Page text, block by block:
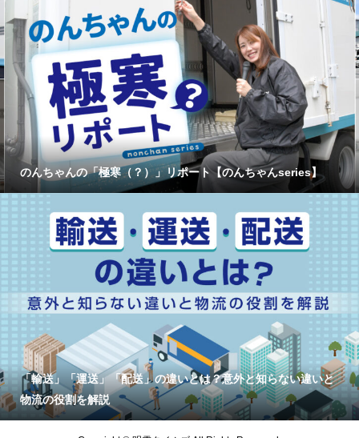
のんちゃんの「極寒（？）」リポート【のんちゃんseries】
「輸送」「運送」「配送」の違いとは？意外と知らない違いと
物流の役割を解説